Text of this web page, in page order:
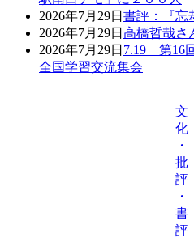
2026年7月29日 書評：『忘
2026年7月29日 高橋哲哉さ
2026年7月29日 7.19 第16
全国学習交流集会
文
化
・
批
評
・
書
評